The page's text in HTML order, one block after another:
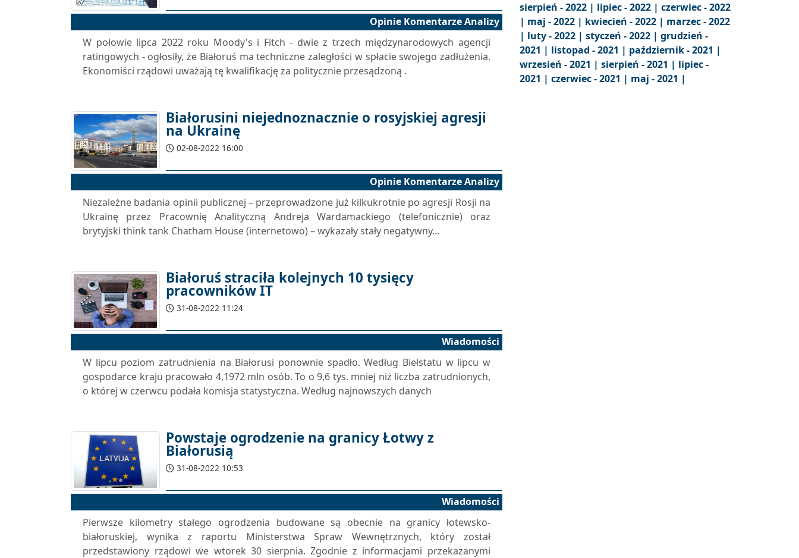
Opinie Komentarze Analizy
W połowie lipca 2022 roku Moody's i Fitch - dwie z trzech międzynarodowych agencji
ratingowych - ogłosiły, że Białoruś ma techniczne zaległości w spłacie swojego zadłużenia.
Ekonomiści rządowi uważają tę kwalifikację za politycznie przesądzoną .
Białorusini niejednoznacznie o rosyjskiej agresji
na Ukrainę
02-08-2022 16:00
Opinie Komentarze Analizy
Niezależne badania opinii publicznej – przeprowadzone już kilkukrotnie po agresji Rosji na
Ukrainę przez Pracownię Analityczną Andreja Wardamackiego (telefonicznie) oraz
brytyjski think tank Chatham House (internetowo) – wykazały stały negatywny...
Białoruś straciła kolejnych 10 tysięcy
pracowników IT
31-08-2022 11:24
Wiadomości
W lipcu poziom zatrudnienia na Białorusi ponownie spadło. Według Biełstatu w lipcu w
gospodarce kraju pracowało 4,1972 mln osób. To o 9,6 tys. mniej niż liczba zatrudnionych,
o której w czerwcu podała komisja statystyczna. Według najnowszych danych
Powstaje ogrodzenie na granicy Łotwy z
Białorusią
31-08-2022 10:53
Wiadomości
Pierwsze kilometry stałego ogrodzenia budowane są obecnie na granicy łotewsko-
białoruskiej, wynika z raportu Ministerstwa Spraw Wewnętrznych, który został
przedstawiony rządowi we wtorek 30 sierpnia. Zgodnie z informacjami przekazanymi
sierpień - 2022 | lipiec - 2022 | czerwiec - 2022
| maj - 2022 | kwiecień - 2022 | marzec - 2022
| luty - 2022 | styczeń - 2022 | grudzień -
2021 | listopad - 2021 | październik - 2021 |
wrzesień - 2021 | sierpień - 2021 | lipiec -
2021 | czerwiec - 2021 | maj - 2021 |